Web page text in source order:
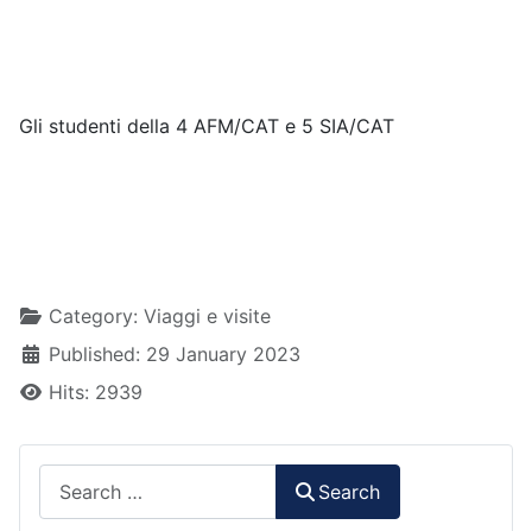
Gli studenti della 4 AFM/CAT e 5 SIA/CAT
DetailsCategory: Viaggi e visite
Published: 29 January 2023
Hits: 2939
Search